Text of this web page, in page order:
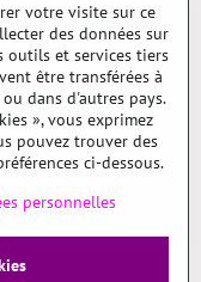
votre visite sur ce
des données sur
outils et services tiers
être transférées à
dans d'autres pays.
», vous exprimez
pouvez trouver des
ci-dessous.
personnelles